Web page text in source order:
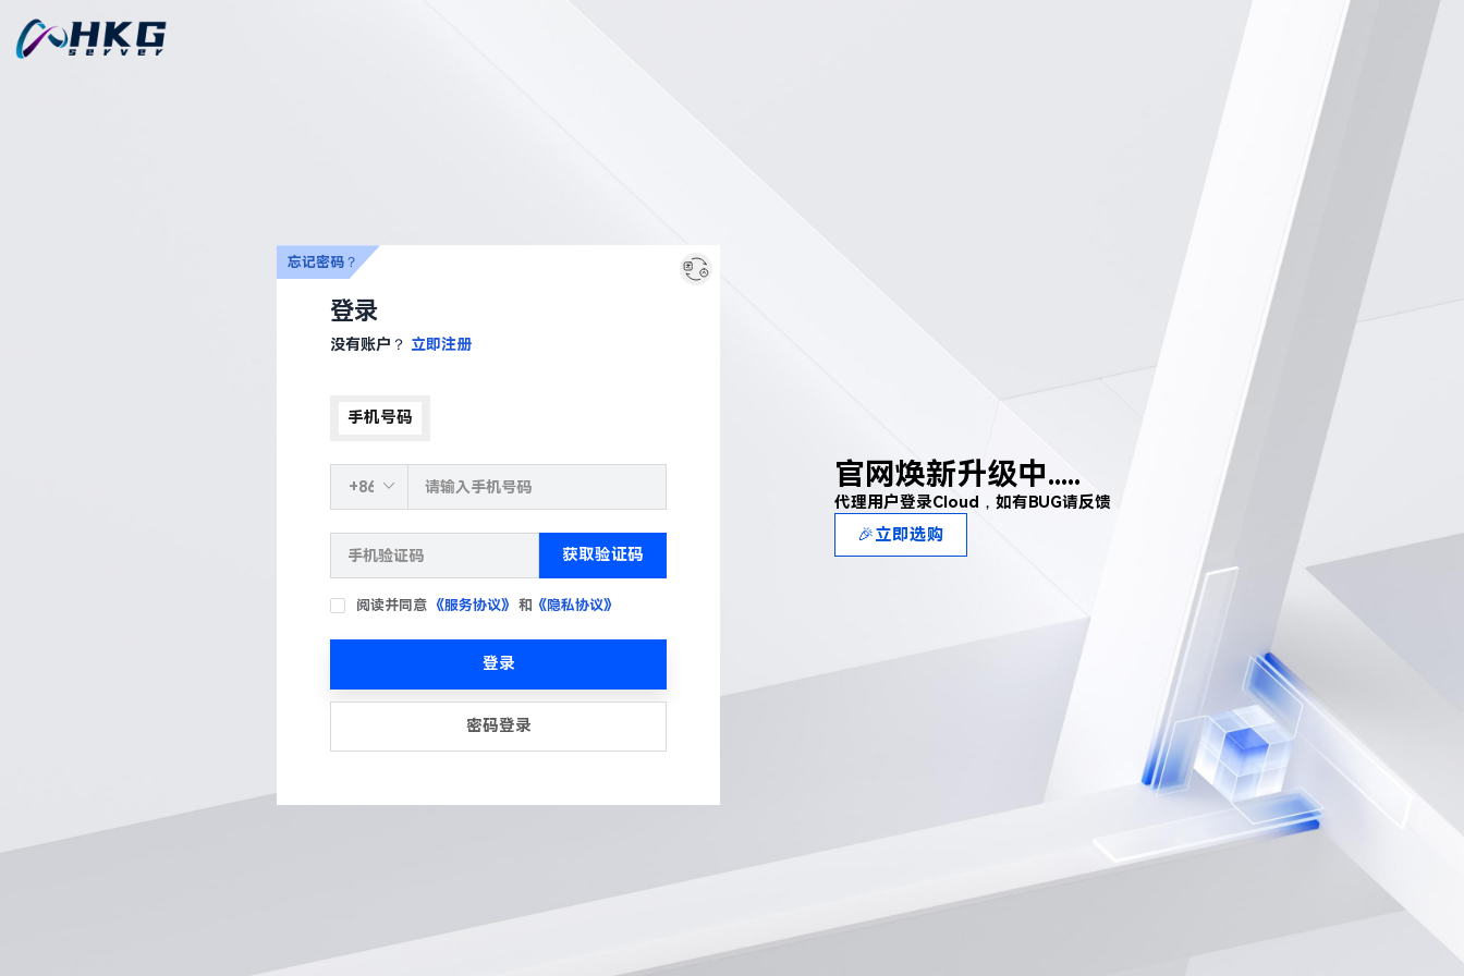
登录
没有账户？ 立即注册
手机号码
获取验证码
阅读并同意 《服务协议》 和 《隐私协议》
忘记密码？
登录
密码登录
官网焕新升级中.....
代理用户登录Cloud，如有BUG请反馈
🎉立即选购